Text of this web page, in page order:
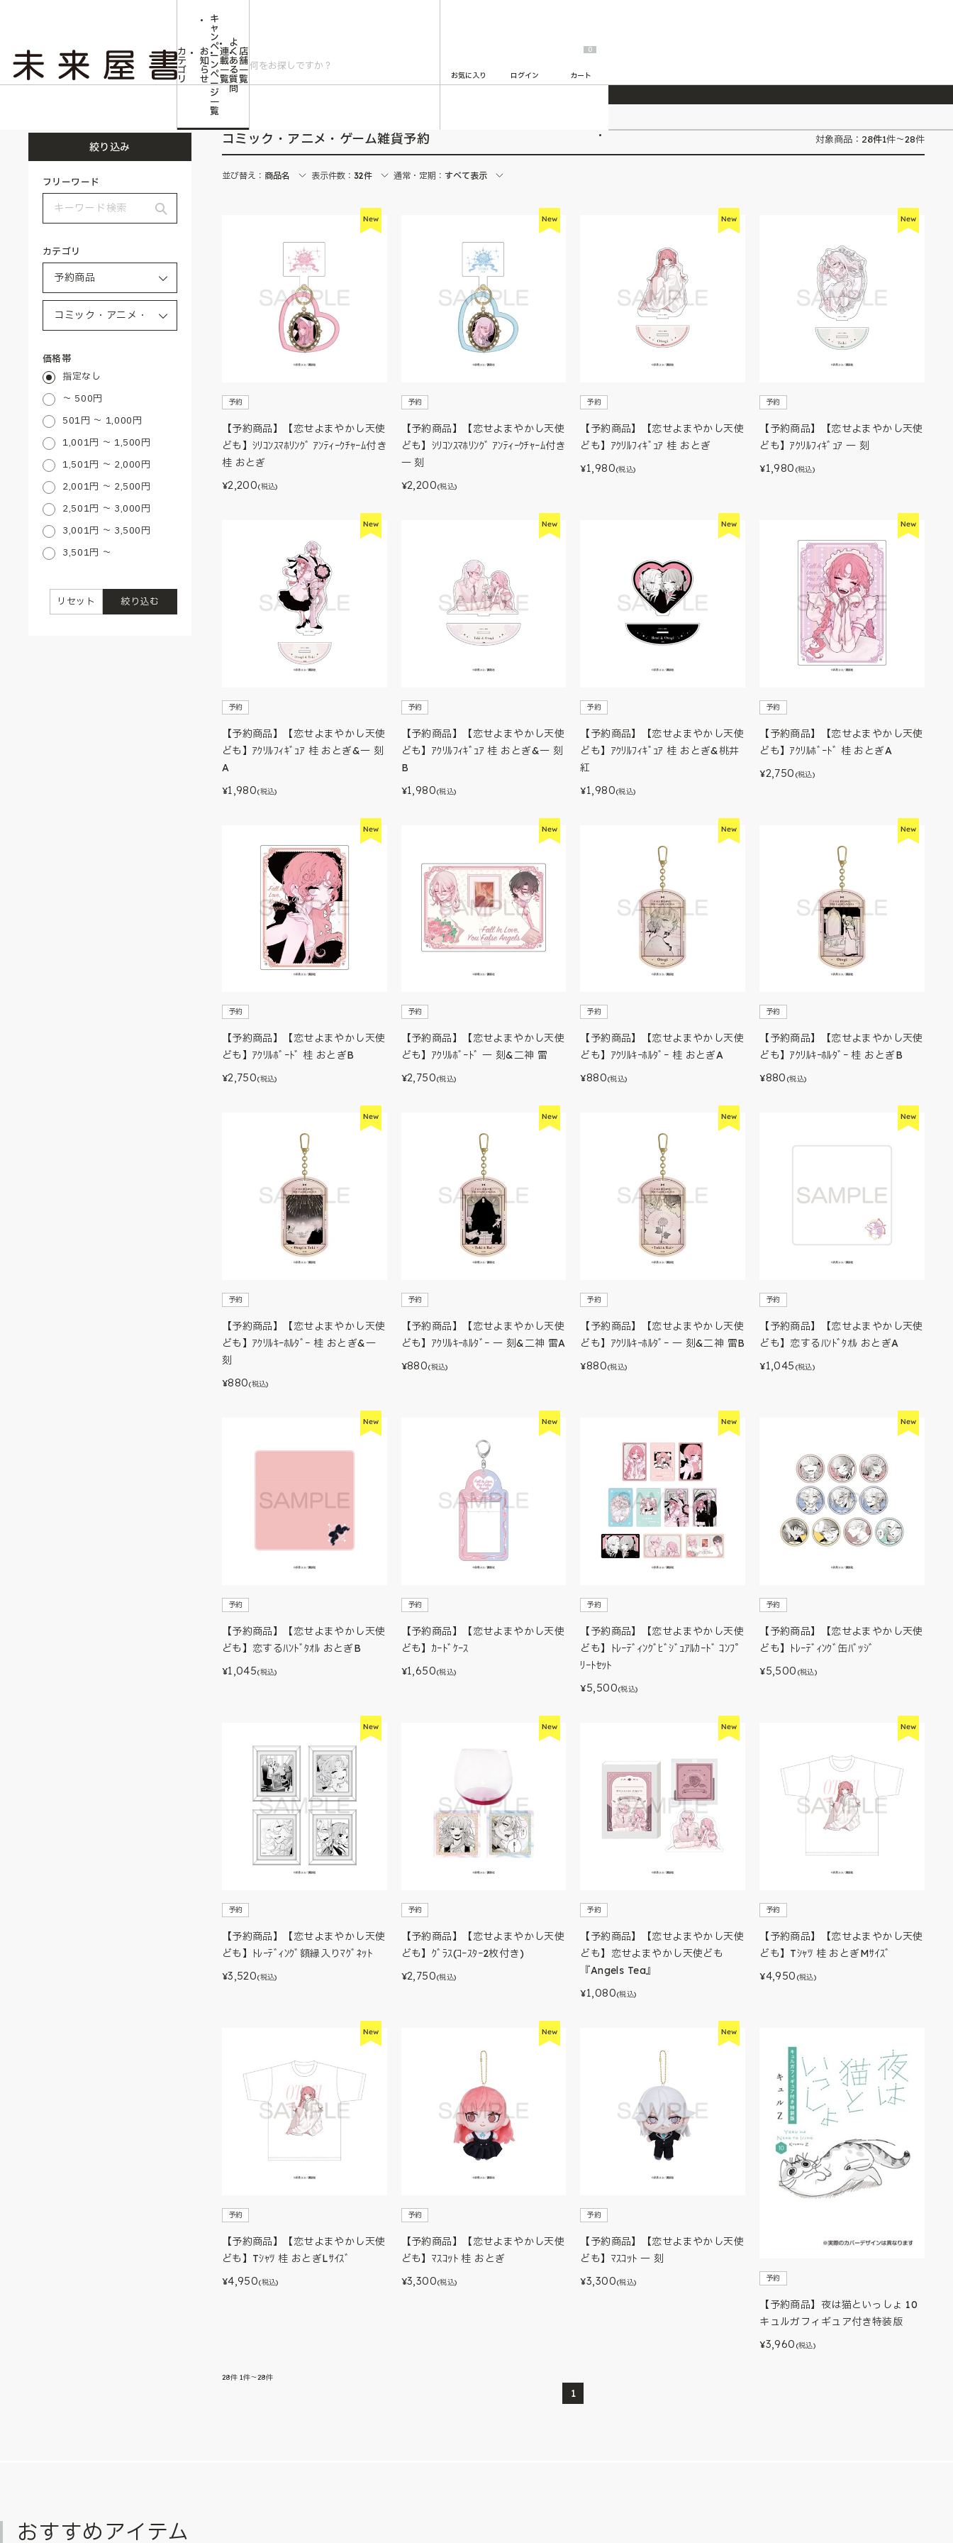
2026/7/23 『ONE PIECE magazine 021 ONE PIECEカード付き同梱版』発売延期のご案内
カ
テ
ゴ
リ
お
知
ら
せ
キ
ャ
ン
ペ
ー
ン
ペ
ー
ジ
一
覧
連
載
一
覧
よ
く
あ
る
質
問
店
舗
一
覧
お気に入り ログイン
0
カート
コミック・アニメ・ゲーム雑貨予約
絞り込み
フリーワード
カテゴリ
価格帯
指定なし
～ 500円
501円 ～ 1,000円
1,001円 ～ 1,500円
1,501円 ～ 2,000円
2,001円 ～ 2,500円
2,501円 ～ 3,000円
3,001円 ～ 3,500円
3,501円 ～
絞り込む
リセット
コミック・アニメ・ゲーム雑貨予約 対象商品： 28件1件～28件
並び替え： 商品名 表示件数： 32件 通常・定期： すべて表示
予約
【予約商品】【恋せよまやかし天使
ども】ｼﾘｺﾝｽﾏﾎﾘﾝｸﾞ ｱﾝﾃｨｰｸﾁｬｰﾑ付き
桂 おとぎ
¥2,200(税込)
予約
【予約商品】【恋せよまやかし天使
ども】ｼﾘｺﾝｽﾏﾎﾘﾝｸﾞ ｱﾝﾃｨｰｸﾁｬｰﾑ付き
一 刻
¥2,200(税込)
予約
【予約商品】【恋せよまやかし天使
ども】ｱｸﾘﾙﾌｨｷﾞｭｱ 桂 おとぎ
¥1,980(税込)
予約
【予約商品】【恋せよまやかし天使
ども】ｱｸﾘﾙﾌｨｷﾞｭｱ 一 刻
¥1,980 (税込)
予約
【予約商品】【恋せよまやかし天使
ども】ｱｸﾘﾙﾌｨｷﾞｭｱ 桂 おとぎ&一 刻
A
¥1,980(税込)
予約
【予約商品】【恋せよまやかし天使
ども】ｱｸﾘﾙﾌｨｷﾞｭｱ 桂 おとぎ&一 刻
B
¥1,980(税込)
予約
【予約商品】【恋せよまやかし天使
ども】ｱｸﾘﾙﾌｨｷﾞｭｱ 桂 おとぎ&桃井
紅
¥1,980(税込)
予約
【予約商品】【恋せよまやかし天使
ども】ｱｸﾘﾙﾎﾞｰﾄﾞ 桂 おとぎA
¥2,750 (税込)
予約
【予約商品】【恋せよまやかし天使
ども】ｱｸﾘﾙﾎﾞｰﾄﾞ 桂 おとぎB
¥2,750(税込)
予約
【予約商品】【恋せよまやかし天使
ども】ｱｸﾘﾙﾎﾞｰﾄﾞ 一 刻&二神 雷
¥2,750(税込)
予約
【予約商品】【恋せよまやかし天使
ども】ｱｸﾘﾙｷｰﾎﾙﾀﾞｰ 桂 おとぎA
¥880(税込)
予約
【予約商品】【恋せよまやかし天使
ども】ｱｸﾘﾙｷｰﾎﾙﾀﾞｰ 桂 おとぎB
¥880 (税込)
予約
【予約商品】【恋せよまやかし天使
ども】ｱｸﾘﾙｷｰﾎﾙﾀﾞｰ 桂 おとぎ&一
刻
¥880(税込)
予約
【予約商品】【恋せよまやかし天使
ども】ｱｸﾘﾙｷｰﾎﾙﾀﾞｰ 一 刻&二神 雷A
¥880(税込)
予約
【予約商品】【恋せよまやかし天使
ども】ｱｸﾘﾙｷｰﾎﾙﾀﾞｰ 一 刻&二神 雷B
¥880(税込)
予約
【予約商品】【恋せよまやかし天使
ども】恋するﾊﾝﾄﾞﾀｵﾙ おとぎA
¥1,045 (税込)
予約
【予約商品】【恋せよまやかし天使
ども】恋するﾊﾝﾄﾞﾀｵﾙ おとぎB
¥1,045(税込)
予約
【予約商品】【恋せよまやかし天使
ども】ｶｰﾄﾞｹｰｽ
¥1,650(税込)
予約
【予約商品】【恋せよまやかし天使
ども】ﾄﾚｰﾃﾞｨﾝｸﾞﾋﾞｼﾞｭｱﾙｶｰﾄﾞ ｺﾝﾌﾟ
ﾘｰﾄｾｯﾄ
¥5,500(税込)
予約
【予約商品】【恋せよまやかし天使
ども】ﾄﾚｰﾃﾞｨﾝｸﾞ缶ﾊﾞｯｼﾞ
¥5,500 (税込)
予約
【予約商品】【恋せよまやかし天使
ども】ﾄﾚｰﾃﾞｨﾝｸﾞ額縁入りﾏｸﾞﾈｯﾄ
¥3,520(税込)
予約
【予約商品】【恋せよまやかし天使
ども】ｸﾞﾗｽ(ｺｰｽﾀｰ2枚付き)
¥2,750(税込)
予約
【予約商品】【恋せよまやかし天使
ども】恋せよまやかし天使ども
『Angels Tea』
¥1,080(税込)
予約
【予約商品】【恋せよまやかし天使
ども】Tｼｬﾂ 桂 おとぎMｻｲｽﾞ
¥4,950 (税込)
予約
【予約商品】【恋せよまやかし天使
ども】Tｼｬﾂ 桂 おとぎLｻｲｽﾞ
¥4,950(税込)
予約
【予約商品】【恋せよまやかし天使
ども】ﾏｽｺｯﾄ 桂 おとぎ
¥3,300(税込)
予約
【予約商品】【恋せよまやかし天使
ども】ﾏｽｺｯﾄ 一 刻
¥3,300(税込) 予約
【予約商品】夜は猫といっしょ 10
キュルガフィギュア付き特装版
¥3,960 (税込)
28件 1件～28件
1
おすすめアイテム